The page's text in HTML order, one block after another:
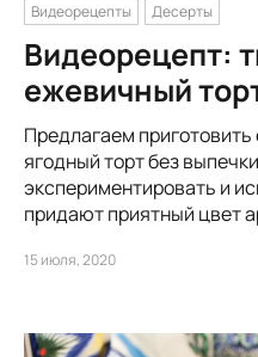
Видеорецепты Десерты
Видеорецепт:
ежевичный
Предлагаем
ягодный торт без
экспериментировать и
придают приятный цвет
15 июля, 2020